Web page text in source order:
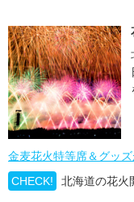
金麦花火特等席＆グッ
CHECK!
北海道の花火